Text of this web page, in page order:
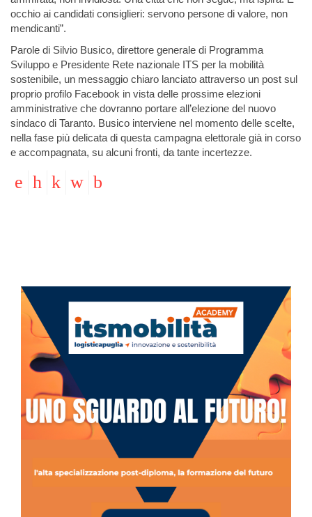
occhio ai candidati consiglieri: servono persone di valore, non
mendicanti”.
Parole di Silvio Busico, direttore generale di Programma
Sviluppo e Presidente Rete nazionale ITS per la mobilità
sostenibile, un messaggio chiaro lanciato attraverso un post sul
proprio profilo Facebook in vista delle prossime elezioni
amministrative che dovranno portare all’elezione del nuovo
sindaco di Taranto. Busico interviene nel momento delle scelte,
nella fase più delicata di questa campagna elettorale già in corso
e accompagnata, su alcuni fronti, da tante incertezze.